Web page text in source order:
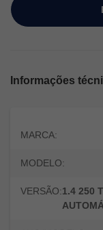
Informações
MARCA:
MODELO:
VERSÃO:1.4 250